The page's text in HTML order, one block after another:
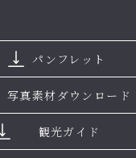
パンフレット
写真素材ダウンロード
観光ガイド